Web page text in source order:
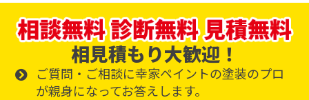
相見積もり大歓迎！
ご質問・ご相談に幸家ペイントの塗装のプロ
が親身になってお答えします。